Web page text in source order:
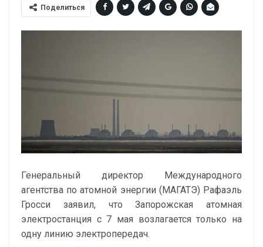
Поделиться
Генеральный директор Международного
агентства по атомной энергии (МАГАТЭ) Рафаэль
Гросси заявил, что Запорожская атомная
электростанция с 7 мая возлагается только на
одну линию электропередач.